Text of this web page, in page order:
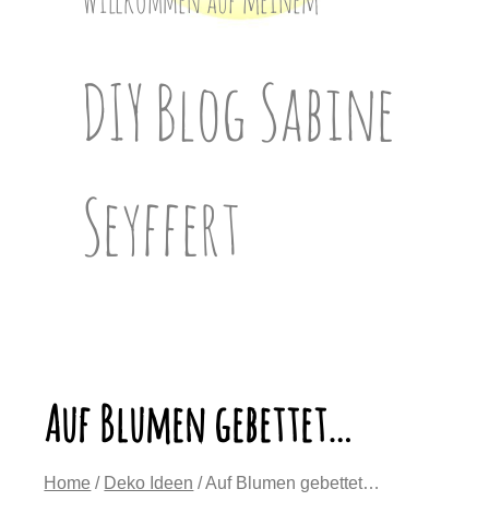
DIY Blog Sabine
Seyffert
Auf Blumen gebettet…
Home / Deko Ideen / Auf Blumen gebettet…